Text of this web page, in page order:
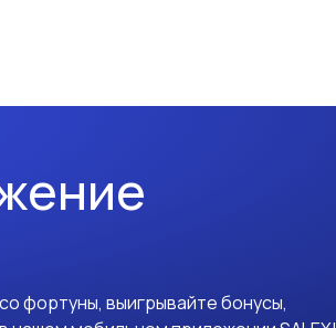
фортуны, выигрывайте бонусы,